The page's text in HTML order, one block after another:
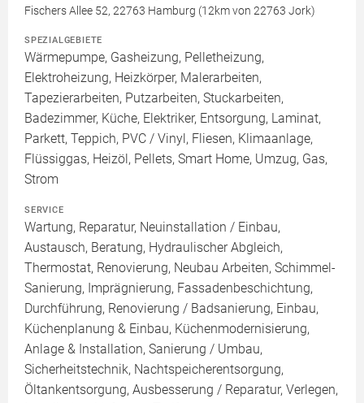
Fischers Allee 52, 22763 Hamburg (12km von 22763 Jork)
SPEZIALGEBIETE
Wärmepumpe, Gasheizung, Pelletheizung,
Elektroheizung, Heizkörper, Malerarbeiten,
Tapezierarbeiten, Putzarbeiten, Stuckarbeiten,
Badezimmer, Küche, Elektriker, Entsorgung, Laminat,
Parkett, Teppich, PVC / Vinyl, Fliesen, Klimaanlage,
Flüssiggas, Heizöl, Pellets, Smart Home, Umzug, Gas,
Strom
SERVICE
Wartung, Reparatur, Neuinstallation / Einbau,
Austausch, Beratung, Hydraulischer Abgleich,
Thermostat, Renovierung, Neubau Arbeiten, Schimmel-
Sanierung, Imprägnierung, Fassadenbeschichtung,
Durchführung, Renovierung / Badsanierung, Einbau,
Küchenplanung & Einbau, Küchenmodernisierung,
Anlage & Installation, Sanierung / Umbau,
Sicherheitstechnik, Nachtspeicherentsorgung,
Öltankentsorgung, Ausbesserung / Reparatur, Verlegen,